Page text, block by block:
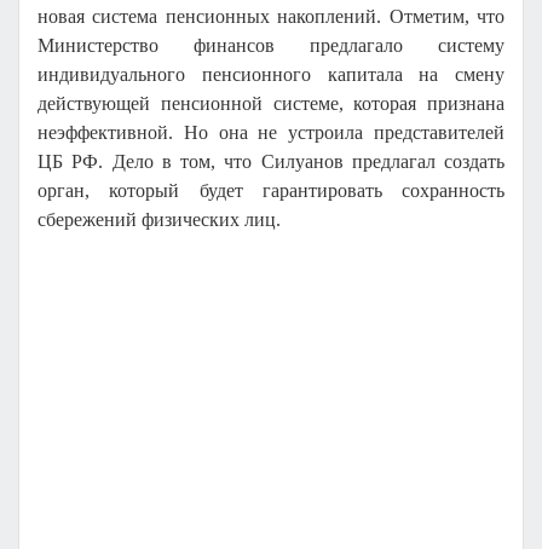
новая система пенсионных накоплений. Отметим, что
Министерство финансов предлагало систему
индивидуального пенсионного капитала на смену
действующей пенсионной системе, которая признана
неэффективной. Но она не устроила представителей
ЦБ РФ. Дело в том, что Силуанов предлагал создать
орган, который будет гарантировать сохранность
сбережений физических лиц.